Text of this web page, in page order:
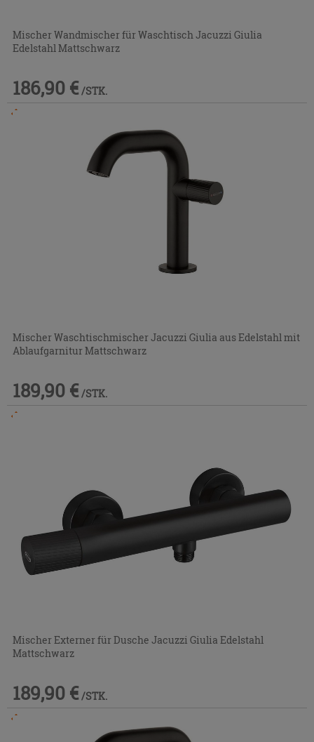
Mischer Wandmischer für Waschtisch Jacuzzi Giulia
Edelstahl Mattschwarz
186,90 € /STK.
Mischer Waschtischmischer Jacuzzi Giulia aus Edelstahl mit
Ablaufgarnitur Mattschwarz
189,90 € /STK.
Mischer Externer für Dusche Jacuzzi Giulia Edelstahl
Mattschwarz
189,90 € /STK.